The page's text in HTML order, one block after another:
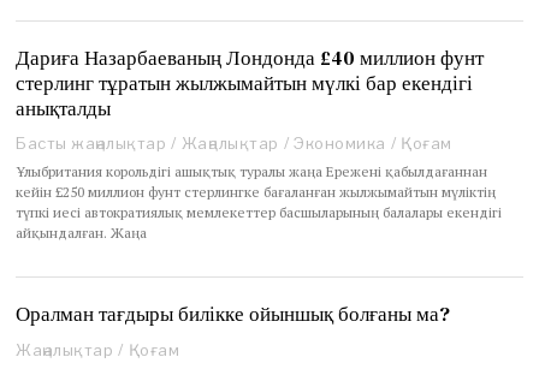
a
y
3
,
2
Дариға Назарбаеваның Лондонда £40 миллион фунт
стерлинг тұратын жылжымайтын мүлкі бар екендігі
анықталды
Басты жаңалықтар / Жаңалықтар / Экономика / Қоғам
Ұлыбритания корольдігі ашықтық туралы жаңа Ережені қабылдағаннан
кейін £250 миллион фунт стерлингке бағаланған жылжымайтын мүліктің
түпкі иесі автократиялық мемлекеттер басшыларының балалары екендігі
айқындалған. Жаңа
Оралман тағдыры билікке ойыншық болғаны ма?
Жаңалықтар / Қоғам